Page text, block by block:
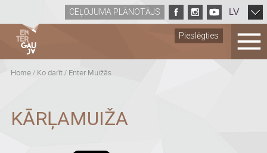
Pieslēgties
CEĻOJUMA PLĀNOTĀJS LV
Home/ Ko darīt/ Enter Muižās
KĀRĻAMUIŽA